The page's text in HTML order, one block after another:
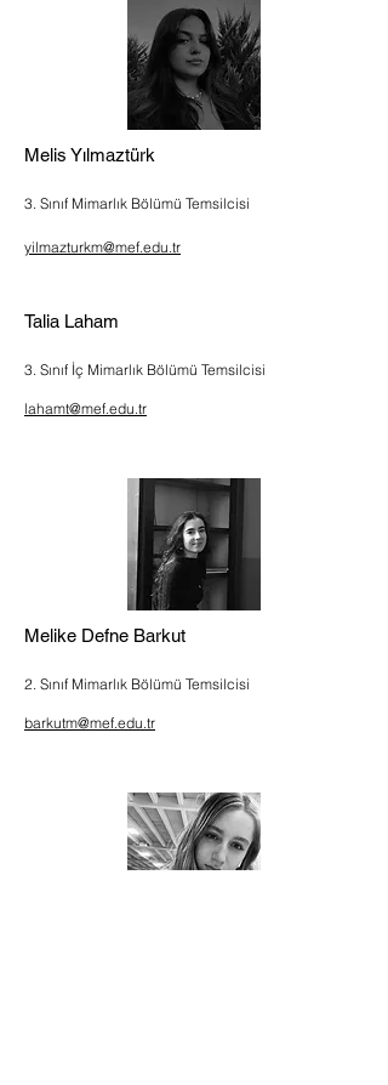
Melis Yılmaztürk
3. Sınıf Mimarlık Bölümü Temsilcisi
yilmazturkm@mef.edu.tr
Talia Laham
3. Sınıf İç Mimarlık Bölümü Temsilcisi
lahamt@mef.edu.tr
Melike Defne Barkut
2. Sınıf Mimarlık Bölümü Temsilcisi
barkutm@mef.edu.tr